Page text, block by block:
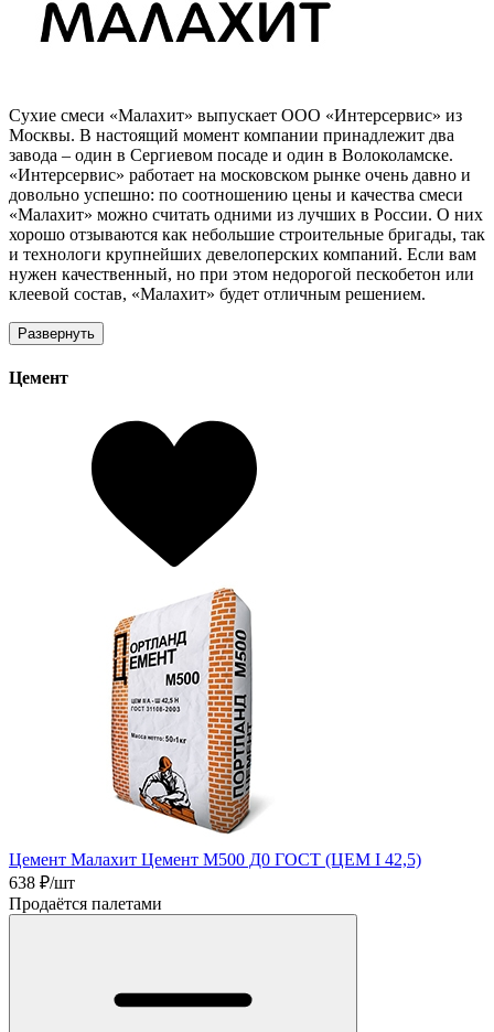
Сухие смеси «Малахит» выпускает ООО «Интерсервис» из
Москвы. В настоящий момент компании принадлежит два
завода – один в Сергиевом посаде и один в Волоколамске.
«Интерсервис» работает на московском рынке очень давно и
довольно успешно: по соотношению цены и качества смеси
«Малахит» можно считать одними из лучших в России. О них
хорошо отзываются как небольшие строительные бригады, так
и технологи крупнейших девелоперских компаний. Если вам
нужен качественный, но при этом недорогой пескобетон или
клеевой состав, «Малахит» будет отличным решением.
Развернуть
Цемент
Цемент Малахит Цемент М500 Д0 ГОСТ (ЦЕМ I 42,5)
638 ₽/шт
Продаётся палетами